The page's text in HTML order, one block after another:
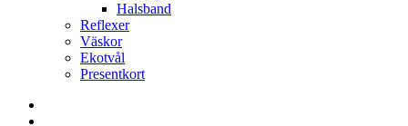
Halsband
Reflexer
Väskor
Ekotvål
Presentkort